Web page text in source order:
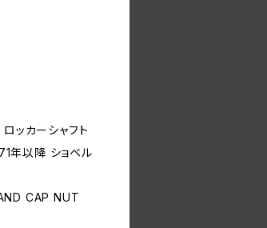
ッカーシャフト
年以降 ショベル
CAP NUT